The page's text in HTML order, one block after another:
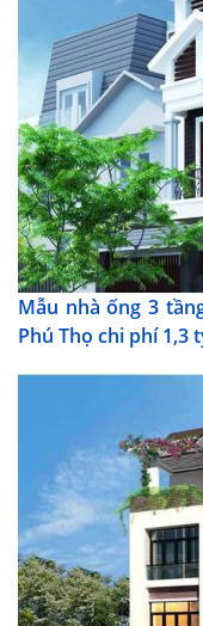
Mẫu nhà ống 3
Phú Thọ chi phí 1,3